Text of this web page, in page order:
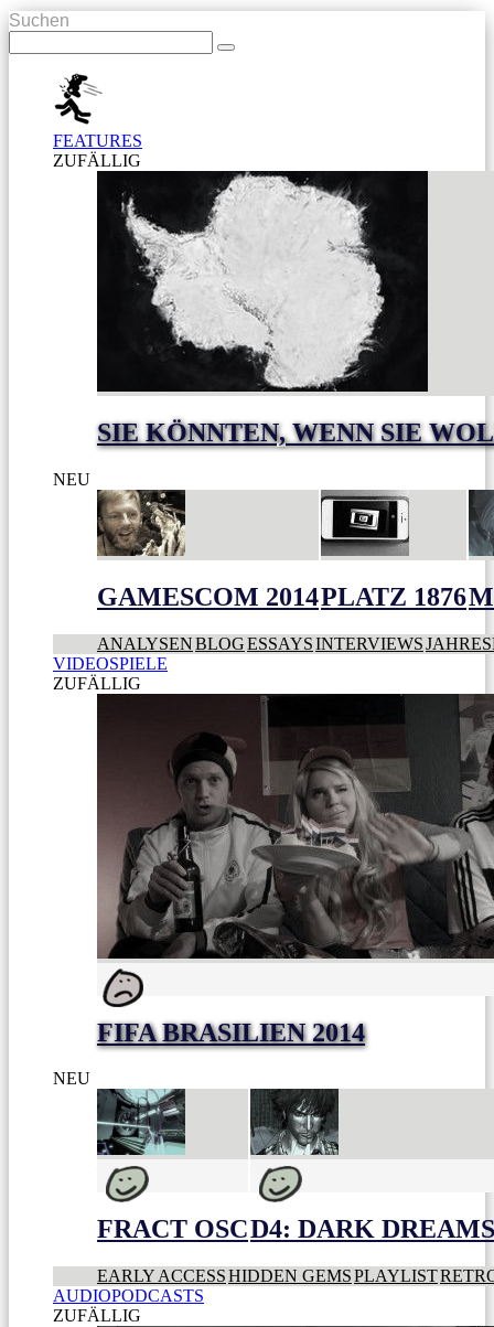
Suchen
FEATURES
ZUFÄLLIG
SIE KÖNNTEN, WENN SIE
NEU
GAMESCOM 2014PLATZ 1876
ANALYSENBLOGESSAYSINTERVIEWS
VIDEOSPIELE
ZUFÄLLIG
FIFA BRASILIEN 2014
NEU
FRACT OSCD4: DARK
EARLY ACCESSHIDDEN GEMSPLAYLIST
AUDIOPODCASTS
ZUFÄLLIG